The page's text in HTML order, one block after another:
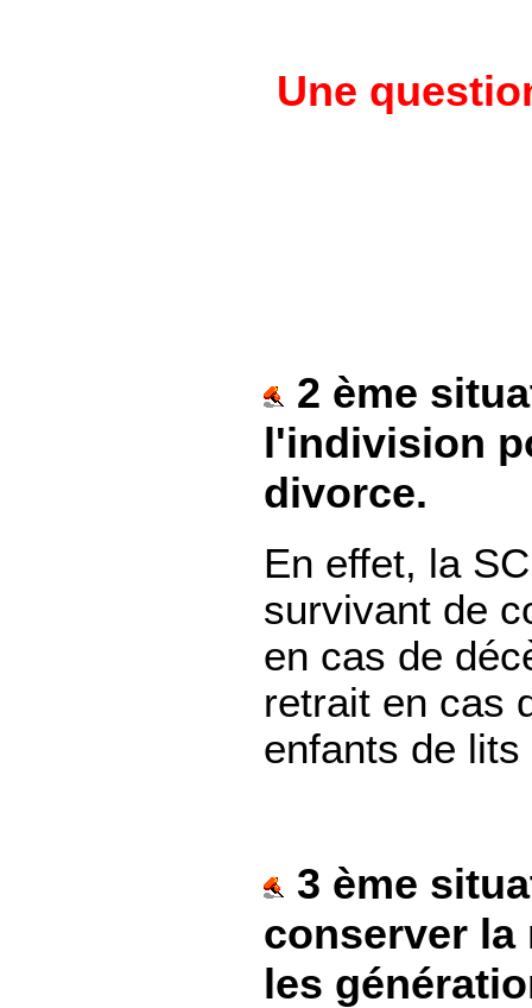
Une
2 ème
l'indivision
divorce.
En effet, la
survivant de
en cas de
retrait en cas
enfants de
3 ème
conserver la
les